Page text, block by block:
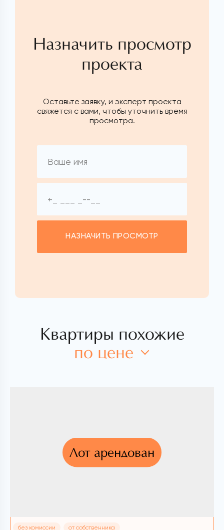
Назначить просмотр
проекта
Оставьте заявку, и эксперт проекта
свяжется с вами, чтобы уточнить время
просмотра.
НАЗНАЧИТЬ ПРОСМОТР
Квартиры похожие
по цене
Лот арендован
без комиссии от собственника